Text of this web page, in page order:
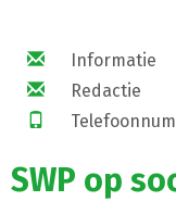
Informatie
Redactie
SWP op